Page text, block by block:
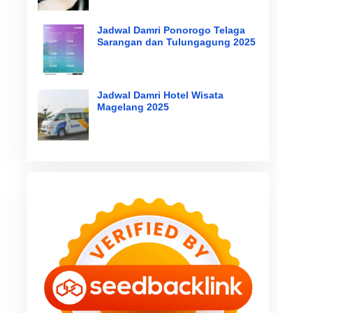
Jadwal Damri Ponorogo Telaga
Sarangan dan Tulungagung 2025
Jadwal Damri Hotel Wisata
Magelang 2025